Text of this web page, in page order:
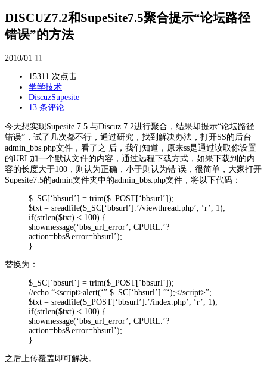
DISCUZ7.2和SupeSite7.5聚合提示“论坛路径
错误”的方法
2010/01 11
15311 次点击
学学技术
DiscuzSupesite
13 条评论
今天想实现Supesite 7.5 与Discuz 7.2进行聚合，结果却提示“论坛路径
错误”，试了几次都不行，通过研究，找到解决办法，打开SS的后台
admin_bbs.php文件，看了之 后，我们知道，原来ss是通过读取你设置
的URL加一个默认文件的内容，通过远程下载方式，如果下载到的内
容的长度大于100，则认为正确，小于则认为错 误，很简单，大家打开
Supesite7.5的admin文件夹中的admin_bbs.php文件，将以下代码：
$_SC[‘bbsurl’] = trim($_POST[‘bbsurl’]);
$txt = sreadfile($_SC[‘bbsurl’].’/viewthread.php’, ‘r’, 1);
if(strlen($txt) < 100) {
showmessage(‘bbs_url_error’, CPURL.’?
action=bbs&error=bbsurl’);
}
替换为：
$_SC[‘bbsurl’] = trim($_POST[‘bbsurl’]);
//echo “<script>alert(‘”.$_SC[‘bbsurl’].”‘);</script>”;
$txt = sreadfile($_POST[‘bbsurl’].’/index.php’, ‘r’, 1);
if(strlen($txt) < 100) {
showmessage(‘bbs_url_error’, CPURL.’?
action=bbs&error=bbsurl’);
}
之后上传覆盖即可解决。